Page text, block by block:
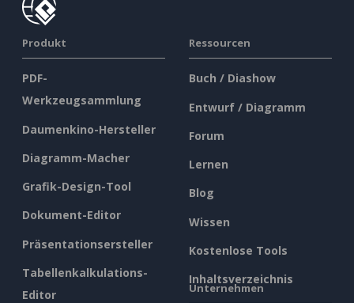
Produkt
PDF-
Werkzeugsammlung
Daumenkino-Hersteller
Diagramm-Macher
Grafik-Design-Tool
Dokument-Editor
Präsentationsersteller
Tabellenkalkulations-
Editor
Ressourcen
Buch / Diashow
Entwurf / Diagramm
Forum
Lernen
Blog
Wissen
Kostenlose Tools
Inhaltsverzeichnis
Unternehmen